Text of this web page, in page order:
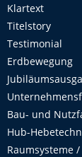
Klartext
Titelstory
Testimonial
Erdbewegung
Bau- und
Hub-
Raumsysteme